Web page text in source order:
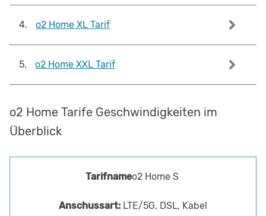
4. o2 Home XL Tarif
5. o2 Home XXL Tarif
o2 Home Tarife Geschwindigkeiten im
Überblick
o2 Home S
LTE/5G, DSL, Kabel